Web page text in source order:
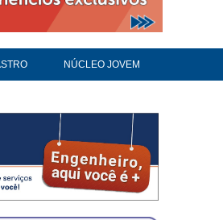
NÚCLEO JOVEM